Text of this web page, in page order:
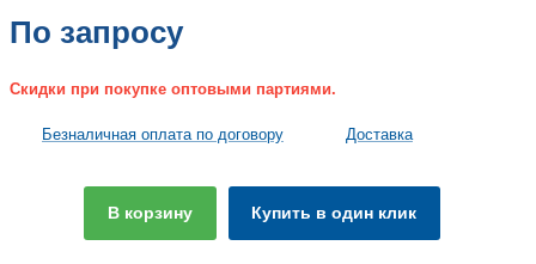
По запросу
Скидки при покупке оптовыми партиями.
Безналичная оплата по договору Доставка
В корзину Купить в один клик